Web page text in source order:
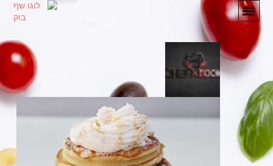
מתכונים
המלצות
אודות
יצירת קשר